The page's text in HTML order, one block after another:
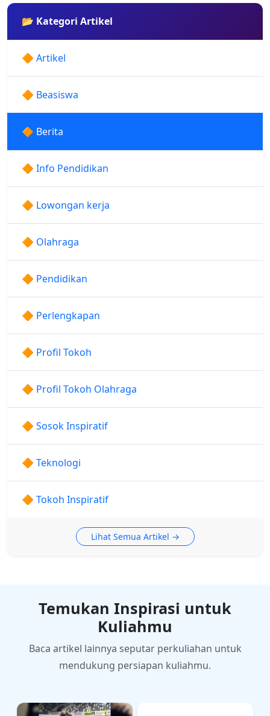
📂 Kategori Artikel
🔶 Artikel
🔶 Beasiswa
🔶 Berita
🔶 Info Pendidikan
🔶 Lowongan kerja
🔶 Olahraga
🔶 Pendidikan
🔶 Perlengkapan
🔶 Profil Tokoh
🔶 Profil Tokoh Olahraga
🔶 Sosok Inspiratif
🔶 Teknologi
🔶 Tokoh Inspiratif
Lihat Semua Artikel →
Temukan Inspirasi untuk
Kuliahmu
Baca artikel lainnya seputar perkuliahan untuk
mendukung persiapan kuliahmu.